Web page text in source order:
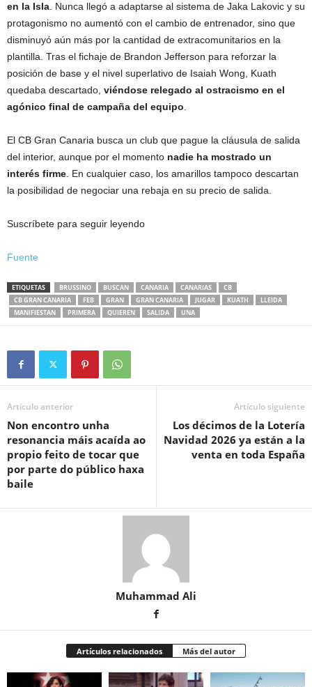
en la Isla . Nunca llegó a adaptarse al sistema de Jaka Lakovic y su
protagonismo no aumentó con el cambio de entrenador, sino que
disminuyó aún más por la cantidad de extracomunitarios en la
plantilla. Tras el fichaje de Brandon Jefferson para reforzar la
posición de base y el nivel superlativo de Isaiah Wong, Kuath
quedaba descartado, viéndose relegado al ostracismo en el
agónico final de campaña del equipo
El CB Gran Canaria busca un club que pague la cláusula de salida
del interior, aunque por el momento nadie ha mostrado un
interés firme . En cualquier caso, los amarillos tampoco descartan
la posibilidad de negociar una rebaja en su precio de salida.
Suscríbete para seguir leyendo
Fuente
ETIQUETAS BRUSSINO BUSCAN CANARIA CANARIAS
CB
CB GRAN CANARIA
FEB GRAN GRAN CANARIA JUGAR KUATH
LLEIDA
MANIFIESTAN
PRIMERA QUIEREN SALIDA UNA
Artículo anterior
Non encontro unha
resonancia máis acaída ao
propio feito de tocar que
por parte do público haxa
baile
Artículo siguiente
Los décimos de la Lotería
Navidad 2026 ya están a la
venta en toda España
Muhammad Ali
Artículos relacionados Más del autor